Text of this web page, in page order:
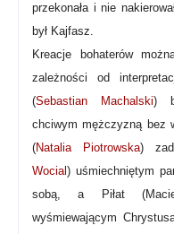
przekonała i nie
był Kajfasz.
Kreacje bohaterów
zależności od
(Sebastian Machalski)
chciwym mężczyzną bez
(Natalia Piotrowska)
Wocial) uśmiechniętym
sobą, a Piłat
wyśmiewającym